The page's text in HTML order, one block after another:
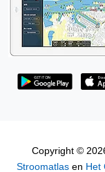
Copyright ©
Stroomatlasen Het